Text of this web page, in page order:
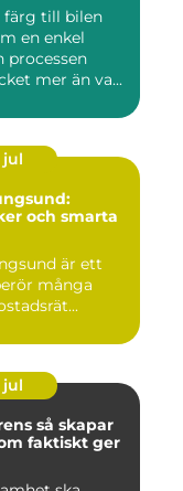
färg till bilen
en enkel
processen
mer än va...
jul
och smarta
är ett
många
jul
faktiskt ger